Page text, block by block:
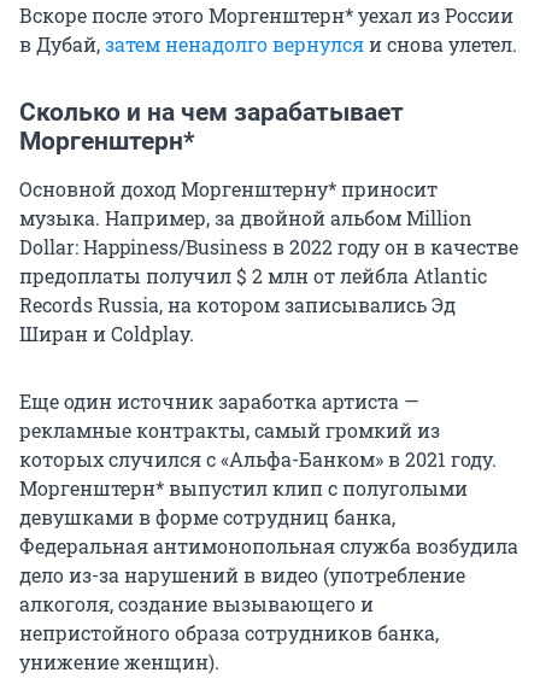
Вскоре после этого Моргенштерн* уехал из России
в Дубай,затем ненадолго вернулсяи снова улетел.
Сколько и на чем зарабатывает
Моргенштерн*
Основной доход Моргенштерну* приносит
музыка. Например, за двойной альбом Million
Dollar: Happiness/Business в 2022 году он в качестве
предоплаты получил $ 2 млн от лейбла Atlantic
Records Russia, на котором записывались Эд
Ширан и Coldplay.
Еще один источник заработка артиста —
рекламные контракты, самый громкий из
которых случился с «Альфа-Банком» в 2021 году.
Моргенштерн* выпустил клип с полуголыми
девушками в форме сотрудниц банка,
Федеральная антимонопольная служба возбудила
дело из-за нарушений в видео (употребление
алкоголя, создание вызывающего и
непристойного образа сотрудников банка,
унижение женщин).